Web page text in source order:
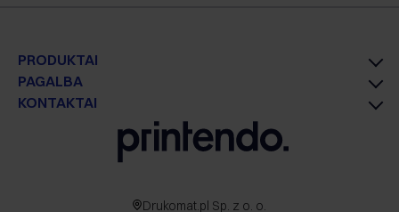
PRODUKTAI
PAGALBA
KONTAKTAI
Drukomat.pl Sp. z o. o.